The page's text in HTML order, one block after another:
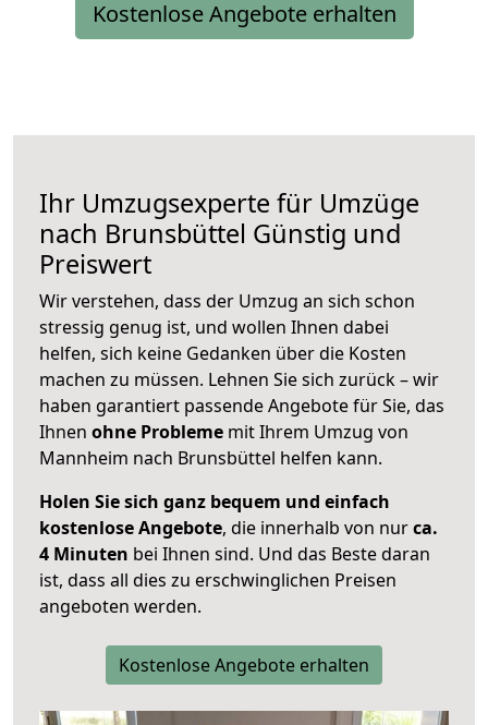
Kostenlose Angebote erhalten
Ihr Umzugsexperte für Umzüge
nach Brunsbüttel Günstig und
Preiswert
Wir verstehen, dass der Umzug an sich schon
stressig genug ist, und wollen Ihnen dabei
helfen, sich keine Gedanken über die Kosten
machen zu müssen. Lehnen Sie sich zurück – wir
haben garantiert passende Angebote für Sie, das
Ihnen ohne Probleme mit Ihrem Umzug von
Mannheim nach Brunsbüttel helfen kann.
Holen Sie sich ganz bequem und einfach
kostenlose Angebote, die innerhalb von nurca.
4 Minuten bei Ihnen sind. Und das Beste daran
ist, dass all dies zu erschwinglichen Preisen
angeboten werden.
Kostenlose Angebote erhalten